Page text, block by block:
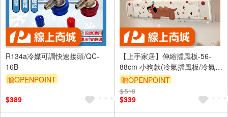
R134a冷媒可調快速接頭/QC-
16B
贈OPENPOINT
$389
【上手家居】伸縮擋風板-56-
88cm 小狗款(冷氣擋風板/冷氣擋
板/導流板/冷氣導風罩/空調擋風
板/導風罩)
贈OPENPOINT
訂單滿999享9折
$ 518
$339